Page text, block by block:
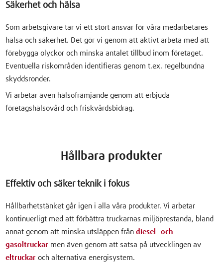
Säkerhet och hälsa
Som arbetsgivare tar vi ett stort ansvar för våra medarbetares
hälsa och säkerhet. Det gör vi genom att aktivt arbeta med att
förebygga olyckor och minska antalet tillbud inom företaget.
Eventuella riskområden identifieras genom t.ex. regelbundna
skyddsronder.
Vi arbetar även hälsofrämjande genom att erbjuda
företagshälsovård och friskvårdsbidrag.
Hållbara produkter
Effektiv och säker teknik i fokus
Hållbarhetstänket går igen i alla våra produkter. Vi arbetar
kontinuerligt med att förbättra truckarnas miljöprestanda, bland
annat genom att minska utsläppen fråndiesel- och
gasoltruckar men även genom att satsa på utvecklingen av
eltruckar och alternativa energisystem.